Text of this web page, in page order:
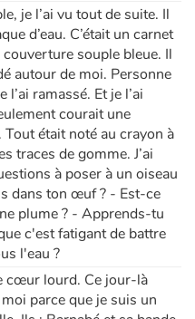
je l’ai vu tout de suite. Il
d’eau. C’était un carnet
souple bleue. Il
autour de moi. Personne
ramassé. Et je l’ai
courait une
était noté au crayon à
traces de gomme. J’ai
à poser à un oiseau
dans ton œuf ? - Est-ce
plume ? - Apprends-tu
c'est fatigant de battre
l'eau ?
cœur lourd. Ce jour-là
parce que je suis un